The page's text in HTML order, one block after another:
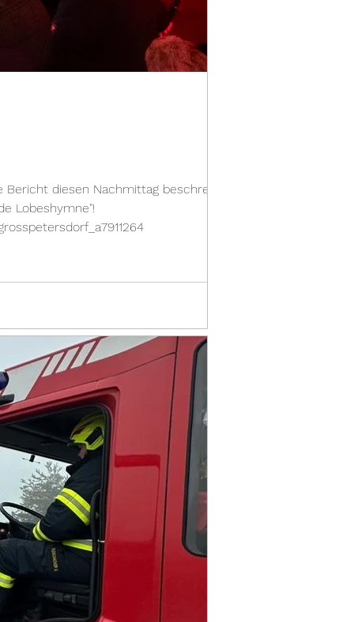
diesen Nachmittag beschreibt,
Lobeshymne"!